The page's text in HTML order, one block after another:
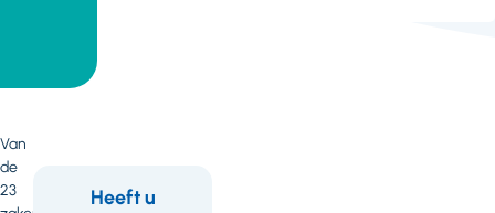
Van
de
23
Heeft u